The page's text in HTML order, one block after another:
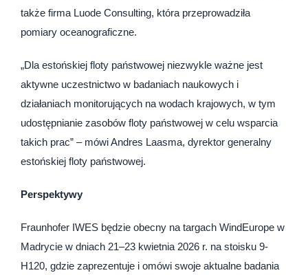
także firma Luode Consulting, która przeprowadziła
pomiary oceanograficzne.
„Dla estońskiej floty państwowej niezwykle ważne jest
aktywne uczestnictwo w badaniach naukowych i
działaniach monitorujących na wodach krajowych, w tym
udostępnianie zasobów floty państwowej w celu wsparcia
takich prac” – mówi Andres Laasma, dyrektor generalny
estońskiej floty państwowej.
Perspektywy
Fraunhofer IWES będzie obecny na targach WindEurope w
Madrycie w dniach 21–23 kwietnia 2026 r. na stoisku 9-
H120, gdzie zaprezentuje i omówi swoje aktualne badania